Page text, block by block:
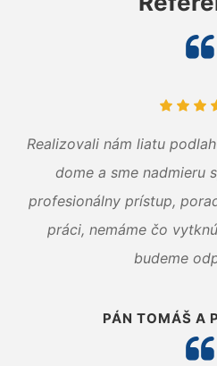
Realizovali nám liatu
dome a sme nadmieru
profesionálny prístup,
práci, nemáme čo
budeme
PÁN TOMÁŠ A